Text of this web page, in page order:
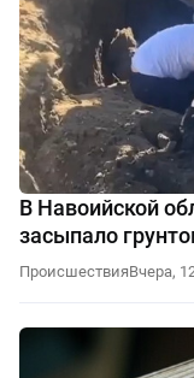
В Навоийской
засыпало
ПроисшествияВчера,